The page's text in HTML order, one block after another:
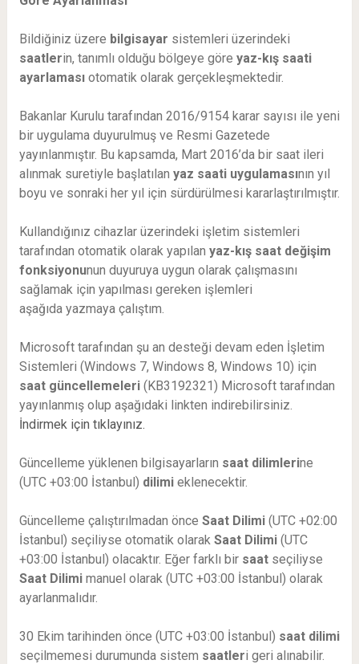
Bildiğiniz üzere bilgisayar sistemleri üzerindeki
saatlerin, tanımlı olduğu bölgeye göre yaz-kış saati
ayarlamasıotomatik olarak gerçekleşmektedir.
Bakanlar Kurulu tarafından 2016/9154 karar sayısı ile yeni
bir uygulama duyurulmuş ve Resmi Gazetede
yayınlanmıştır. Bu kapsamda, Mart 2016’da bir saat ileri
alınmak suretiyle başlatılan yaz saati uygulamasının yıl
boyu ve sonraki her yıl için sürdürülmesi kararlaştırılmıştır.
Kullandığınız cihazlar üzerindeki işletim sistemleri
tarafından otomatik olarak yapılan yaz-kış saat değişim
fonksiyonunun duyuruya uygun olarak çalışmasını
sağlamak için yapılması gereken işlemleri
aşağıda yazmaya çalıştım.
Microsoft tarafından şu an desteği devam eden İşletim
Sistemleri (Windows 7, Windows 8, Windows 10) için
saat güncellemeleri(KB3192321) Microsoft tarafından
yayınlanmış olup aşağıdaki linkten indirebilirsiniz.
İndirmek için tıklayınız.
Güncelleme yüklenen bilgisayarların saat dilimlerine
(UTC +03:00 İstanbul) dilimieklenecektir.
Güncelleme çalıştırılmadan önce Saat Dilimi(UTC +02:00
İstanbul) seçiliyse otomatik olarak Saat Dilimi(UTC
+03:00 İstanbul) olacaktır. Eğer farklı bir saatseçiliyse
Saat Dilimimanuel olarak (UTC +03:00 İstanbul) olarak
ayarlanmalıdır.
30 Ekim tarihinden önce (UTC +03:00 İstanbul) saat dilimi
seçilmemesi durumunda sistem saatleri geri alınabilir.